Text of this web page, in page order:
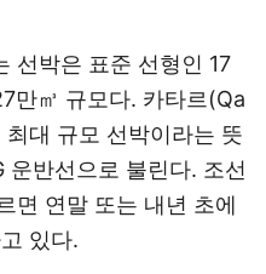
선박은 표준 선형인 17
만㎥ 규모다. 카타르(Qa
대 규모 선박이라는 뜻
운반선으로 불린다. 조선
면 연말 또는 내년 초에
있다.